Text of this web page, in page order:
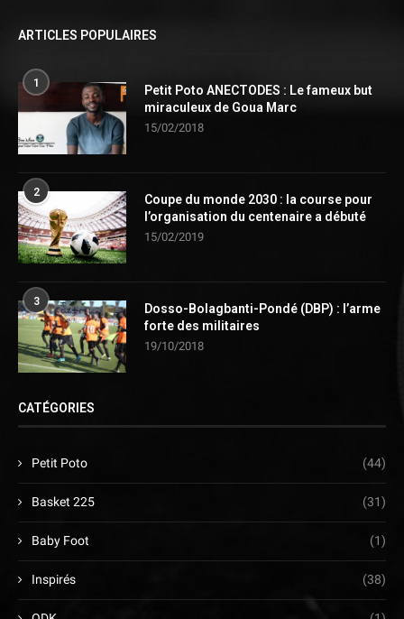
ARTICLES POPULAIRES
1
Petit Poto ANECTODES : Le fameux but
miraculeux de Goua Marc
15/02/2018
2
Coupe du monde 2030 : la course pour
l’organisation du centenaire a débuté
15/02/2019
3
Dosso-Bolagbanti-Pondé (DBP) : l’arme
forte des militaires
19/10/2018
CATÉGORIES
Petit Poto (44)
Basket 225 (31)
Baby Foot (1)
Inspirés (38)